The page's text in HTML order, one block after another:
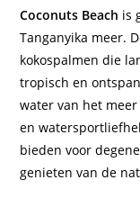
Coconuts Beach is
Tanganyika meer.
kokospalmen die
tropisch en
water van het
en
bieden voor
genieten van de